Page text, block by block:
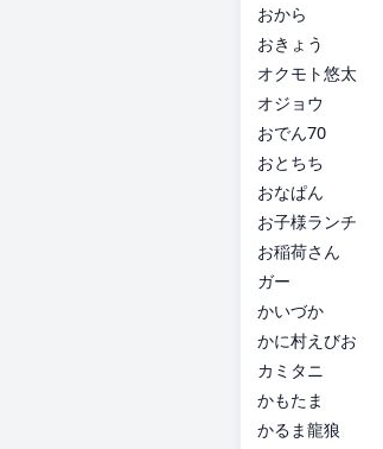
おから
おきょう
オクモト悠太
オジョウ
おでん70
おとちち
おなぱん
お子様ランチ
お稲荷さん
ガー
かいづか
かに村えびお
カミタニ
かもたま
かるま龍狼